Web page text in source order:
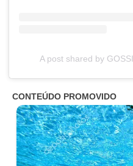
A post shared by